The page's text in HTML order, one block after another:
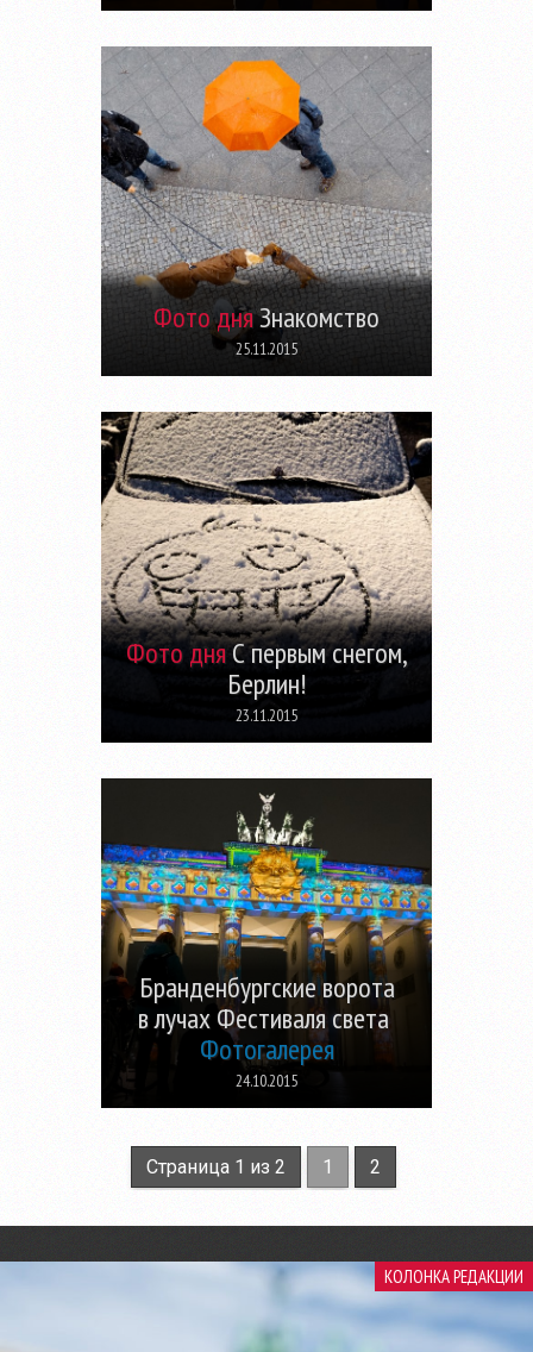
Фото дняЗнакомство
25.11.2015
Фото дняС первым снегом,
Берлин!
23.11.2015
Бранденбургские ворота
в лучах Фестиваля света
Фотогалерея
24.10.2015
Страница 1 из 2 1 2
КОЛОНКА РЕДАКЦИИ